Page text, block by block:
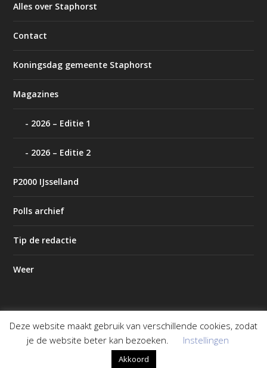
Alles over Staphorst
Contact
Koningsdag gemeente Staphorst
Magazines
2026 – Editie 1
2026 – Editie 2
P2000 IJsselland
Polls archief
Tip de redactie
Weer
Ontworpen doorElegant Themes | Mogelijk gemaakt door
WordPress
Deze website maakt gebruik van verschillende cookies, zodat
je de website beter kan bezoeken.
Instellingen
Akkoord